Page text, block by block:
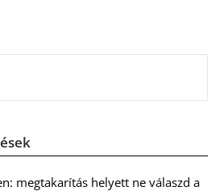
megtakarítás helyett ne válaszd a